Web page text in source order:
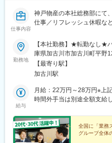
仕事内容
神戸物産の本社総務部にて
仕事／リフレッシュ休暇な
勤務地
【本社勤務】★転勤なし★
庫県加古川市加古川町平野
イカー通勤は駐車場の空き
オフィス内禁煙
【最寄り駅】
加古川駅
給与
月給：22万円～28万円※上
時間外手当は別途全額支給
全国に「業務
グループ全体